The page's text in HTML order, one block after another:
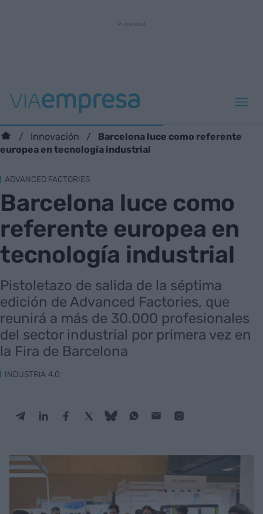
Innovación
Barcelona luce como referente
europea en tecnología industrial
ADVANCED FACTORIES
Barcelona luce como
referente europea en
tecnología industrial
Pistoletazo de salida de la séptima
edición de Advanced Factories, que
reunirá a más de 30.000 profesionales
del sector industrial por primera vez en
la Fira de Barcelona
INDUSTRIA 4.0